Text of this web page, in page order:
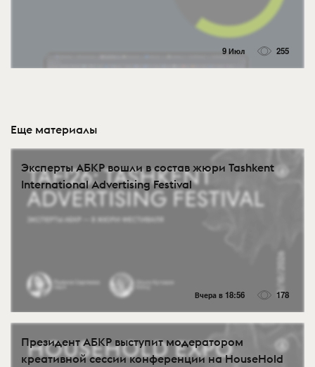
9 Июл 255
Еще материалы
Эксперты АБКР вошли в состав жюри Tashkent
International Advertising Festival
Вчера в 18:56 178
Президент АБКР выступит модератором
креативной сессии конференции на HouseHold